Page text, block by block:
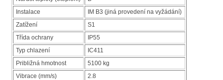
Instalace
IM B3 (jiná provedení na vyžádání)
Zatížení
S1
Třída ochrany
IP55
Typ chlazení
IC411
Približná hmotnost
5100 kg
Vibrace (mm/s)
2.8